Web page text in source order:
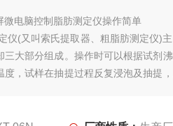
微电脑控制脂肪测定仪操作简单
仪(又叫索氏提取器、粗脂肪测定仪)
三大部分组成。操作时可以根据试剂
度，试样在抽提过程反复浸泡及抽提